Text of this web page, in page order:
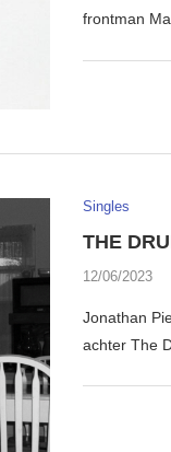
frontman
Singles
THE
12/06/2023
Jonathan
achter The